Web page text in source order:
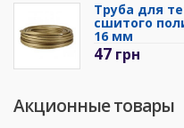
Труба для
сшитого
16 мм
47 грн
Акционные товары